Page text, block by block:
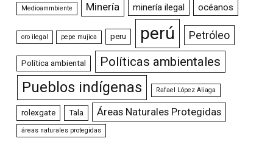
Medioammbiente Minería minería ilegal océanos
oro ilegal pepe mujica peru perú Petróleo
Política ambiental Políticas ambientales
Pueblos indígenas Rafael López Aliaga
rolexgate Tala Áreas Naturales Protegidas
áreas naturales protegidas